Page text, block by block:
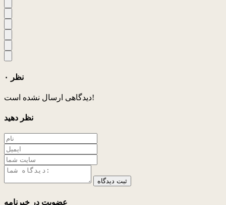
۰ نظر
دیدگاهی ارسال نشده است!
نظر دهید
ثبت دیدگاه
عضویت در خبرنامه